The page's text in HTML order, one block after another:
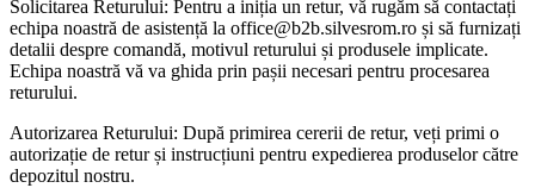
Solicitarea Returului: Pentru a iniția un retur, vă rugăm să contactați
echipa noastră de asistență la office@b2b.silvesrom.ro și să furnizați
detalii despre comandă, motivul returului și produsele implicate.
Echipa noastră vă va ghida prin pașii necesari pentru procesarea
returului.
Autorizarea Returului: După primirea cererii de retur, veți primi o
autorizație de retur și instrucțiuni pentru expedierea produselor către
depozitul nostru.